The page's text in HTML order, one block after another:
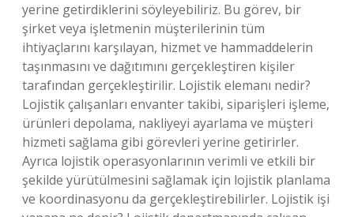
yerine getirdiklerini söyleyebiliriz. Bu görev, bir
şirket veya işletmenin müşterilerinin tüm
ihtiyaçlarını karşılayan, hizmet ve hammaddelerin
taşınmasını ve dağıtımını gerçekleştiren kişiler
tarafından gerçekleştirilir. Lojistik elemanı nedir?
Lojistik çalışanları envanter takibi, siparişleri işleme,
ürünleri depolama, nakliyeyi ayarlama ve müşteri
hizmeti sağlama gibi görevleri yerine getirirler.
Ayrıca lojistik operasyonlarının verimli ve etkili bir
şekilde yürütülmesini sağlamak için lojistik planlama
ve koordinasyonu da gerçekleştirebilirler. Lojistik işi